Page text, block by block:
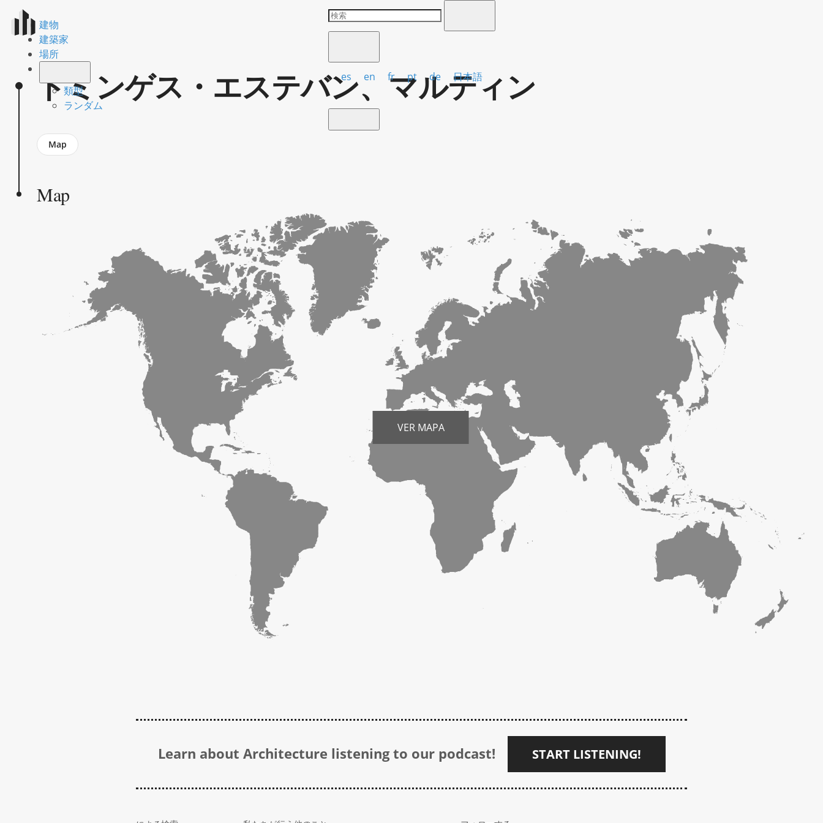
建物
建築家
場所
類型
ランダム
es en fr pt de 日本語
ドミンゲス・エステバン、マルティン
Jump
to
Map
Map
VER MAPA
Learn about Architecture listening to our podcast! START LISTENING!